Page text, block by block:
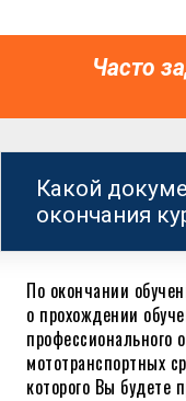
Часто
Какой
окончания
По окончании
о прохождении
профессионального
мототранспортных
которого Вы будете